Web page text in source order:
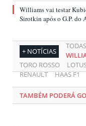
Williams vai testar
Sirotkin após o G.P. do
+ NOTÍCIAS
TODAS
TORO ROSSO
RENAULT
HAAS F1
TAMBÉM PODERÁ